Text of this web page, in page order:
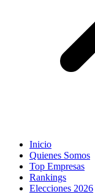
Inicio
Quienes Somos
Top Empresas
Rankings
Elecciones 2026